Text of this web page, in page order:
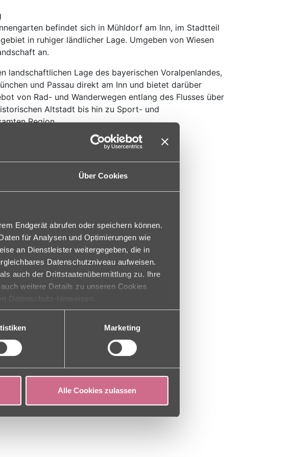
Über Cookies
Endgerät abrufen oder speichern können.
für Analysen und Optimierungen wie
an Dienstleister weitergegeben, die in
Datenschutzniveau aufweisen.
auch der Drittstaatenübermittlung zu. Ihre
weitere Details zu unseren Cookies
Datenschutz-Hinweisen.
Marketing
Alle Cookies zulassen
befindet sich in Mühldorf am Inn, im Stadtteil
in ruhiger ländlicher Lage. Umgeben von Wiesen
an.
landschaftlichen Lage des bayerischen Voralpenlandes,
und Passau direkt am Inn und bietet darüber
von Rad- und Wanderwegen entlang des Flusses über
Altstadt bis hin zu Sport- und
Region.